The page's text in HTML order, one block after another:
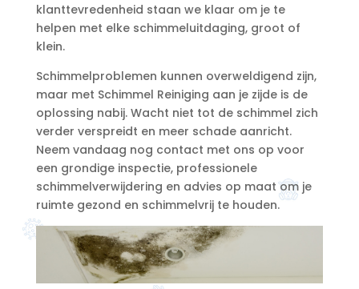
klanttevredenheid staan we klaar om je te
helpen met elke schimmeluitdaging, groot of
klein.​
Schimmelproblemen kunnen overweldigend zijn,
maar met Schimmel Reiniging aan je zijde is de
oplossing nabij.​ Wacht niet tot de schimmel zich
verder verspreidt en meer schade aanricht.​
Neem vandaag nog contact met ons op voor
een grondige inspectie, professionele
schimmelverwijdering en advies op maat om je
ruimte gezond en schimmelvrij te houden.​